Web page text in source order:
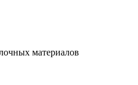
материалов